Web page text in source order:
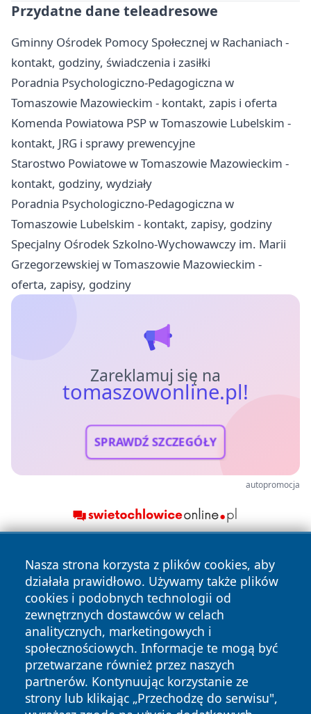
Przydatne dane teleadresowe
Gminny Ośrodek Pomocy Społecznej w Rachaniach -
kontakt, godziny, świadczenia i zasiłki
Poradnia Psychologiczno-Pedagogiczna w
Tomaszowie Mazowieckim - kontakt, zapis i oferta
Komenda Powiatowa PSP w Tomaszowie Lubelskim -
kontakt, JRG i sprawy prewencyjne
Starostwo Powiatowe w Tomaszowie Mazowieckim -
kontakt, godziny, wydziały
Poradnia Psychologiczno-Pedagogiczna w
Tomaszowie Lubelskim - kontakt, zapisy, godziny
Specjalny Ośrodek Szkolno-Wychowawczy im. Marii
Grzegorzewskiej w Tomaszowie Mazowieckim -
oferta, zapisy, godziny
Zareklamuj się na
tomaszowonline.pl!
SPRAWDŹ SZCZEGÓŁY
autopromocja
Nasza strona korzysta z plików cookies, aby
działała prawidłowo. Używamy także plików
cookies i podobnych technologii od
zewnętrznych dostawców w celach
analitycznych, marketingowych i
społecznościowych. Informacje te mogą być
przetwarzane również przez naszych
partnerów. Kontynuując korzystanie ze
strony lub klikając „Przechodzę do serwisu",
Copyright © 2026 tomaszowonline.pl Wszystkie prawa
zastrzeżone.
News Autorzy
Polityka
Polityka